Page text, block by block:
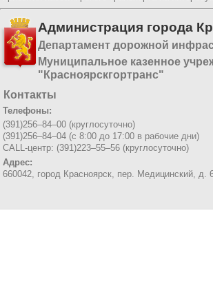
Администрация города
Департамент дорожной
Муниципальное казенное
"Красноярскгортранс"
Контакты
Телефоны:
(391)256–84–00 (круглосуточно)
(391)256–84–04 (с 8:00 до 17:00 в рабочие дни)
CALL-центр: (391)223–55–56 (круглосуточно)
Адрес:
660042, город Красноярск, пер. Медицинский, д.